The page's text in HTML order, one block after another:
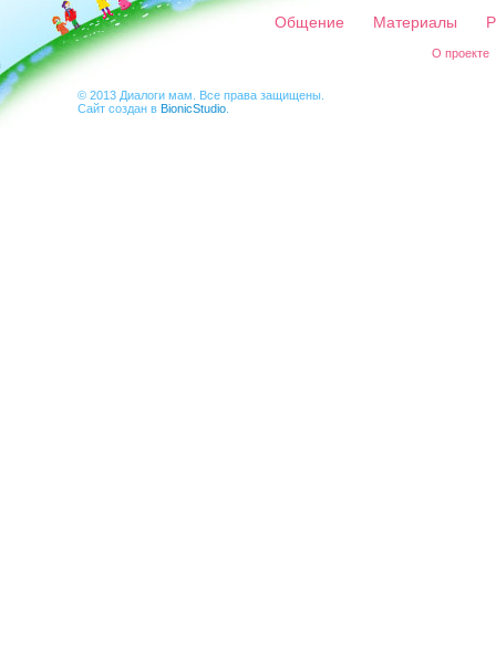
Общение Материалы
О проекте
© 2013 Диалоги мам. Все права защищены.
Сайт создан в BionicStudio